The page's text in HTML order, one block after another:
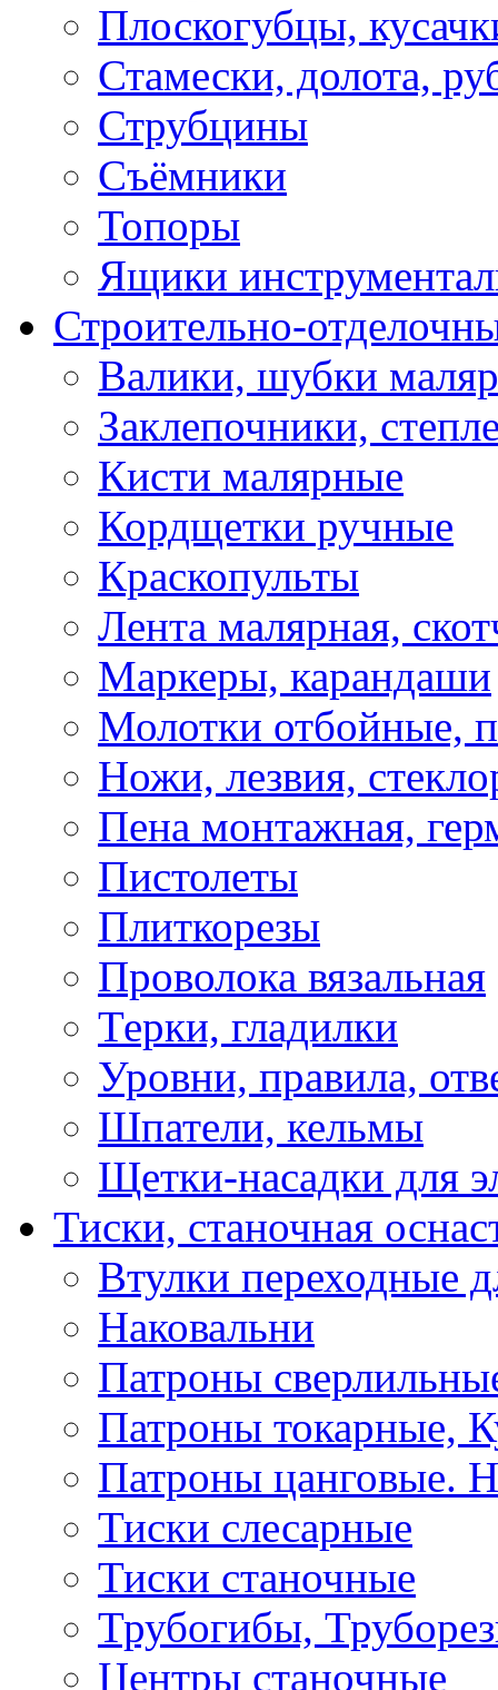
Плоскогубцы,
Стамески, долота,
Струбцины
Съёмники
Топоры
Ящики
Строительно-
Валики, шубки
Заклепочники,
Кисти малярные
Кордщетки ручные
Краскопульты
Лента малярная,
Маркеры, карандаши
Молотки отбойные,
Ножи, лезвия,
Пена монтажная,
Пистолеты
Плиткорезы
Проволока вязальная
Терки, гладилки
Уровни, правила,
Шпатели, кельмы
Щетки-насадки для
Тиски, станочная
Втулки переходные
Наковальни
Патроны
Патроны токарные,
Патроны цанговые.
Тиски слесарные
Тиски станочные
Трубогибы,
Центры станочные